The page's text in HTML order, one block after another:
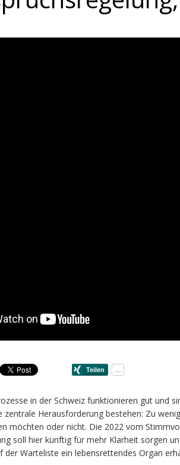
in der Schweiz funktionieren gut und
zentrale Herausforderung bestehen: Zu
möchten oder nicht. Die 2022 vom
soll hier künftig für mehr Klarheit sorgen
der Warteliste ein lebensrettendes Organ